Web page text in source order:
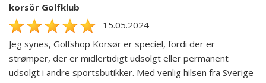
korsör Golfklub
15.05.2024
Jeg synes, Golfshop Korsør er speciel, fordi der er
strømper, der er midlertidigt udsolgt eller permanent
udsolgt i andre sportsbutikker. Med venlig hilsen fra Sverige